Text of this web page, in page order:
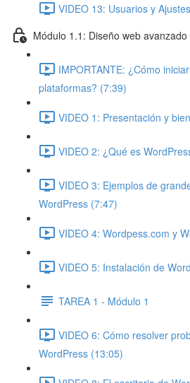
VIDEO 13: Usuarios y
Módulo 1.1: Diseño web
IMPORTANTE: ¿Cómo
plataformas? (7:39)
VIDEO 1: Presentación y
VIDEO 2: ¿Qué es
VIDEO 3: Ejemplos de
WordPress (7:47)
VIDEO 4: Wordpess.com y
VIDEO 5: Instalación de
TAREA 1 - Módulo 1
VIDEO 6: Cómo resolver
WordPress (13:05)